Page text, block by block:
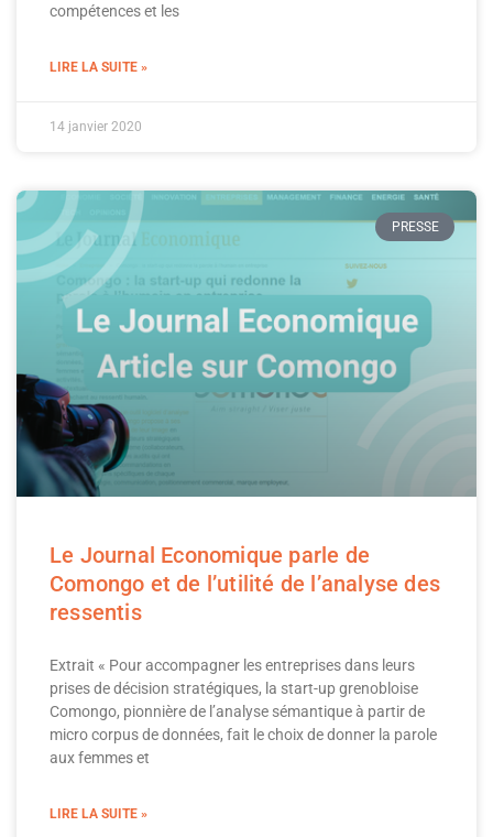
compétences et les
LIRE LA SUITE »
14 janvier 2020
PRESSE
Le Journal Economique parle de
Comongo et de l’utilité de l’analyse des
ressentis
Extrait « Pour accompagner les entreprises dans leurs
prises de décision stratégiques, la start-up grenobloise
Comongo, pionnière de l’analyse sémantique à partir de
micro corpus de données, fait le choix de donner la parole
aux femmes et
LIRE LA SUITE »